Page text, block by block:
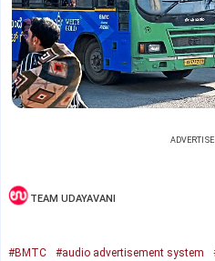
TEAM UDAYAVANI
#BMTC #audio advertisement system